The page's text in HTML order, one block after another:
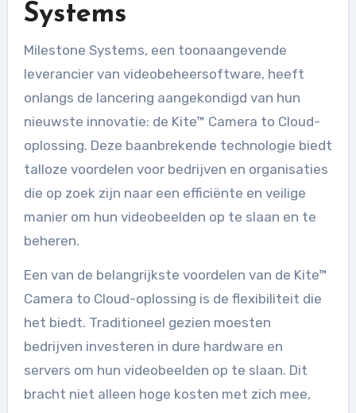
Systems
Milestone Systems, een toonaangevende
leverancier van videobeheersoftware, heeft
onlangs de lancering aangekondigd van hun
nieuwste innovatie: de Kite™ Camera to Cloud-
oplossing. Deze baanbrekende technologie biedt
talloze voordelen voor bedrijven en organisaties
die op zoek zijn naar een efficiënte en veilige
manier om hun videobeelden op te slaan en te
beheren.
Een van de belangrijkste voordelen van de Kite™
Camera to Cloud-oplossing is de flexibiliteit die
het biedt. Traditioneel gezien moesten
bedrijven investeren in dure hardware en
servers om hun videobeelden op te slaan. Dit
bracht niet alleen hoge kosten met zich mee,